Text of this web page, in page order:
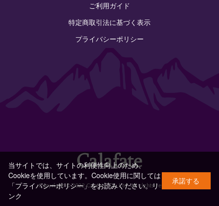
ご利用ガイド
特定商取引法に基づく表示
プライバシーポリシー
Copyright © 2022 Calafate Co.,Ltd. All rights reserved.
当サイトでは、サイトの利便性向上のため、
Cookieを使用しています。Cookie使用に関しては
「プライバシーポリシー」をお読みください。リ
ンク
承諾する